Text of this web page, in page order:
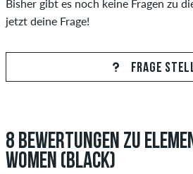
Bisher gibt es noch keine Fragen zu
jetzt deine Frage!
FRAGE
8 BEWERTUNGEN ZU
WOMEN (BLACK)